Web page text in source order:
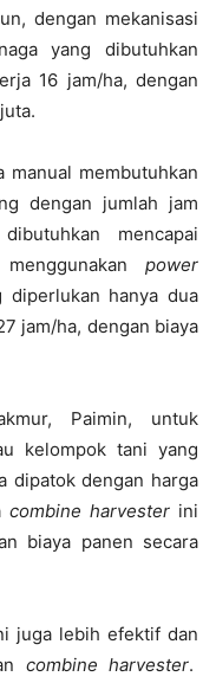
dengan mekanisasi
yang dibutuhkan
16 jam/ha, dengan
manual membutuhkan
dengan jumlah jam
mencapai
power
diperlukan hanya dua
jam/ha, dengan biaya
Paimin, untuk
kelompok tani yang
dipatok dengan harga
combine harvester ini
biaya panen secara
juga lebih efektif dan
combine harvester.